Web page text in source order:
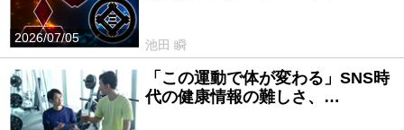
2026/07/05
池田 瞬
「この運動で体が変わる」SNS時
代の健康情報の難しさ、…